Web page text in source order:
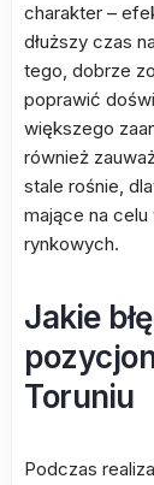
charakter –
dłuższy czas
tego, dobrze
poprawić
większego
również
stale rośnie,
mające na
rynkowych.
Jakie
Toruniu
Podczas